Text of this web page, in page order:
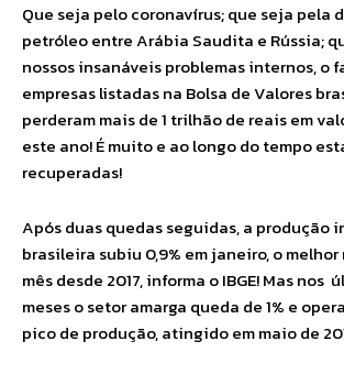
Que seja pelo coronavírus; que seja pela
petróleo entre Arábia Saudita e Rússia;
nossos insanáveis problemas internos, o
empresas listadas na Bolsa de Valores
perderam mais de 1 trilhão de reais em
este ano! É muito e ao longo do tempo
recuperadas!
Após duas quedas seguidas, a produção
brasileira subiu 0,9% em janeiro, o
mês desde 2017, informa o IBGE! Mas nos
meses o setor amarga queda de 1% e
pico de produção, atingido em maio de